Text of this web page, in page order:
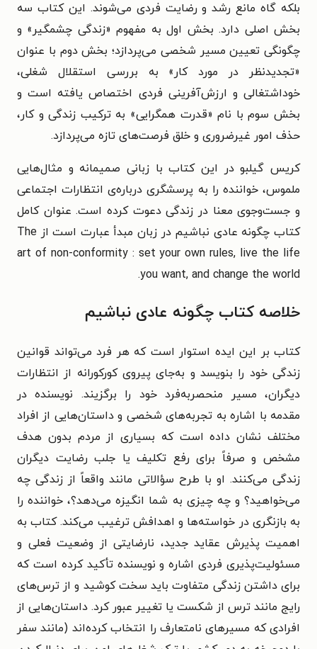
بلکه گاه مانع رشد و رضایت فردی می‌شوند. این کتاب سه
بخش اصلی دارد. بخش اول به مفهوم «زندگی چشمگیر» و
چگونگی تعیین مسیر شخصی می‌پردازد؛ بخش دوم با عنوان
«تجدیدنظر در مورد کار» به بررسی استقلال شغلی،
خوداشتغالی و ارزش‌آفرینی فردی اختصاص یافته است و
بخش سوم با نام «قدرت همگرایی» به ترکیب زندگی و کار،
حذف امور غیرضروری و خلق فرصت‌های تازه می‌پردازد.
کریس گیلبو در این کتاب با زبانی صمیمانه و مثال‌هایی
ملموس، خواننده را به پرسشگری درباره‌ی انتظارات اجتماعی
و جست‌وجوی معنا در زندگی دعوت کرده است. عنوان کامل
کتاب چگونه عادی نباشیم در زبان مبدأ عبارت است از The
art of non-conformity : set your own rules, live the life
you want, and change the world.
خلاصه کتاب چگونه عادی نباشیم
کتاب بر این ایده استوار است که هر فرد می‌تواند قوانین
زندگی خود را بنویسد و به‌جای پیروی کورکورانه از انتظارات
دیگران، مسیر منحصر‌به‌فرد خود را برگزیند. نویسنده در
مقدمه با اشاره به تجربه‌های شخصی و داستان‌هایی از افراد
مختلف نشان داده است که بسیاری از مردم بدون هدف
مشخص و صرفاً برای رفع تکلیف یا جلب رضایت دیگران
زندگی می‌کنند. او با طرح سؤالاتی مانند واقعاً از زندگی چه
می‌خواهید؟ و چه چیزی به شما انگیزه می‌دهد؟، خواننده را
به بازنگری در خواسته‌ها و اهدافش ترغیب می‌کند. کتاب به
اهمیت پذیرش عقاید جدید، نارضایتی از وضعیت فعلی و
مسئولیت‌پذیری فردی اشاره و نویسنده تأکید کرده است که
برای داشتن زندگی متفاوت باید سخت کوشید و از ترس‌های
رایج مانند ترس از شکست یا تغییر عبور کرد. داستان‌هایی از
افرادی که مسیرهای نامتعارف را انتخاب کرده‌اند (مانند سفر